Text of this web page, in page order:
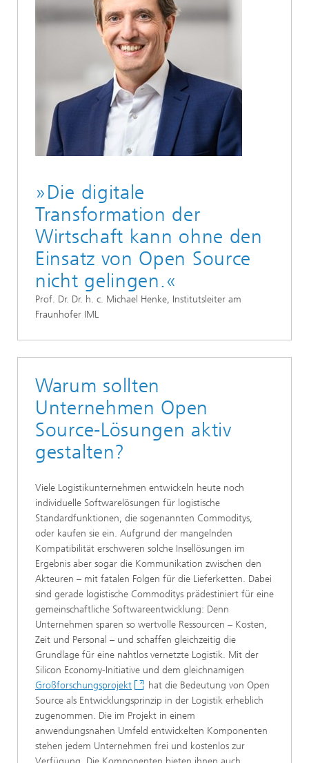
»Die digitale
Transformation der
Wirtschaft kann ohne den
Einsatz von Open Source
nicht gelingen.«
Prof. Dr. Dr. h. c. Michael Henke, Institutsleiter am
Fraunhofer IML
Warum sollten
Unternehmen Open
Source-Lösungen aktiv
gestalten?
Viele Logistikunternehmen entwickeln heute noch
individuelle Softwarelösungen für logistische
Standardfunktionen, die sogenannten Commoditys,
oder kaufen sie ein. Aufgrund der mangelnden
Kompatibilität erschweren solche Insellösungen im
Ergebnis aber sogar die Kommunikation zwischen den
Akteuren – mit fatalen Folgen für die Lieferketten. Dabei
sind gerade logistische Commoditys prädestiniert für eine
gemeinschaftliche Softwareentwicklung: Denn
Unternehmen sparen so wertvolle Ressourcen – Kosten,
Zeit und Personal – und schaffen gleichzeitig die
Grundlage für eine nahtlos vernetzte Logistik. Mit der
Silicon Economy-Initiative und dem gleichnamigen
Großforschungsprojekt
hat die Bedeutung von Open
Source als Entwicklungsprinzip in der Logistik erheblich
zugenommen. Die im Projekt in einem
anwendungsnahen Umfeld entwickelten Komponenten
stehen jedem Unternehmen frei und kostenlos zur